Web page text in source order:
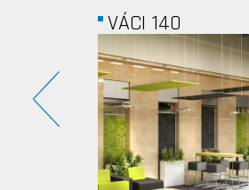
REPUBLIC GROUP